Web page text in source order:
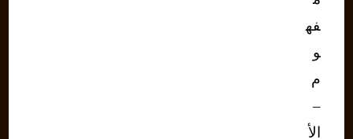
فه
و
م
–
الأ